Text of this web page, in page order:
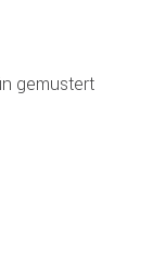
gemustert